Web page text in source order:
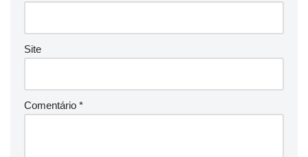
Site
Comentário *